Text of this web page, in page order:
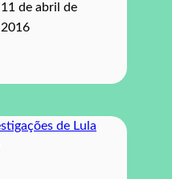
11 de abril de
2016